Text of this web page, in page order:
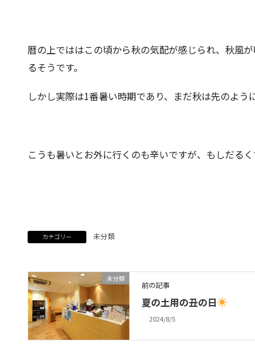
暦の上でははこの頃から秋の気配が感じられ、秋風
るそうです。
しかし実際は1番暑い時期であり、まだ秋は先のよ
こうも暑いとお外に行くのも辛いですが、もしだる
カテゴリー 未分類
未分類
前の記事
夏の土用の丑の日
2024/8/5